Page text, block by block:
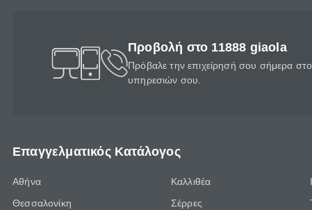
Προβολή στο 11888 giaola
Πρόβαλε την επιχείρησή σου σήμερα
υπηρεσιών σου.
Επαγγελματικός Κατάλογος
Αθήνα
Θεσσαλονίκη
Καλλιθέα
Σέρρες